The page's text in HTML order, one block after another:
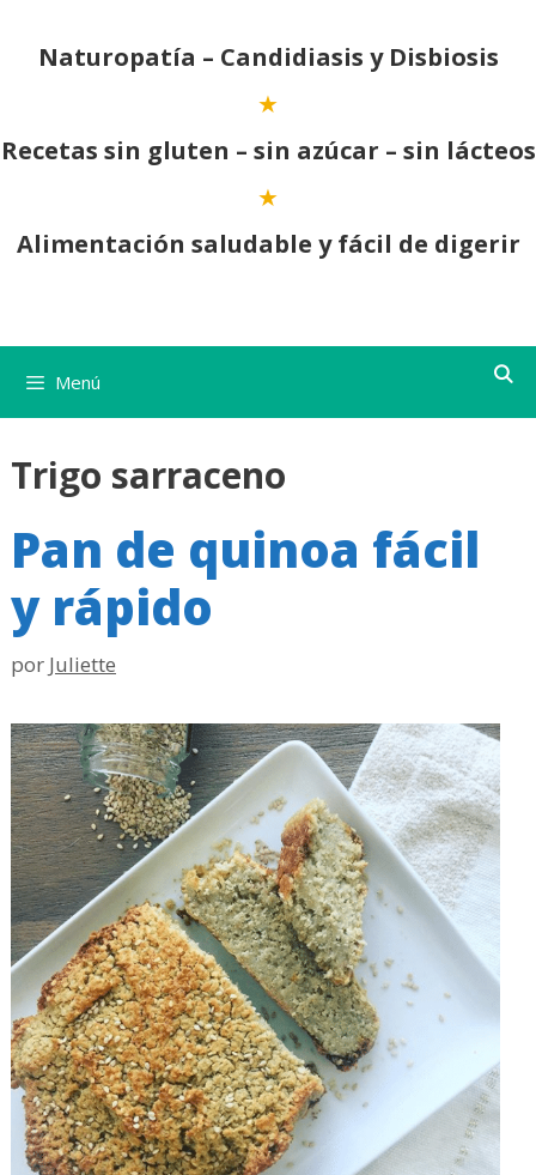
contenido
Naturopatía – Candidiasis y Disbiosis
Recetas sin gluten – sin azúcar – sin lácteos
Alimentación saludable y fácil de digerir
Menú
Trigo sarraceno
Pan de quinoa fácil
y rápido
por Juliette